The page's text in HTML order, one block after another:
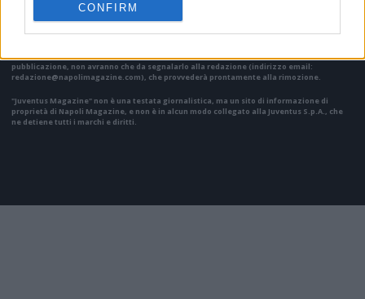
CONFIRM
Il materiale (testo, foto e video) consultabile in questo portale è di nostra proprietà.
Alcune foto (screenshot) ed articoli presenti su "Juventus Magazine" sono in parte giunti
da internet, in quanto arrivati alla nostra attenzione attraverso regolari comunicati
di pubblico dominio. Se i soggetti o gli autori avessero qualcosa in contrario alla
pubblicazione, non avranno che da segnalarlo alla redazione (indirizzo email:
redazione@napolimagazine.com), che provvederà prontamente alla rimozione.
"Juventus Magazine" non è una testata giornalistica, ma un sito di informazione di
proprietà di Napoli Magazine, e non è in alcun modo collegato alla Juventus S.p.A., che
ne detiene tutti i marchi e diritti.